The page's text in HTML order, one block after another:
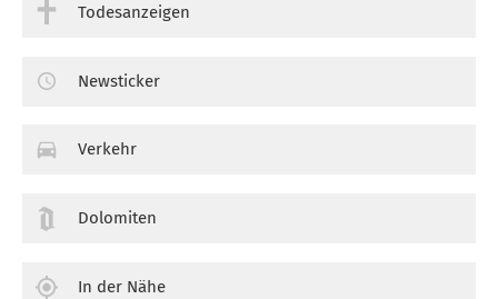
Todesanzeigen
Newsticker
Verkehr
Dolomiten
In der Nähe